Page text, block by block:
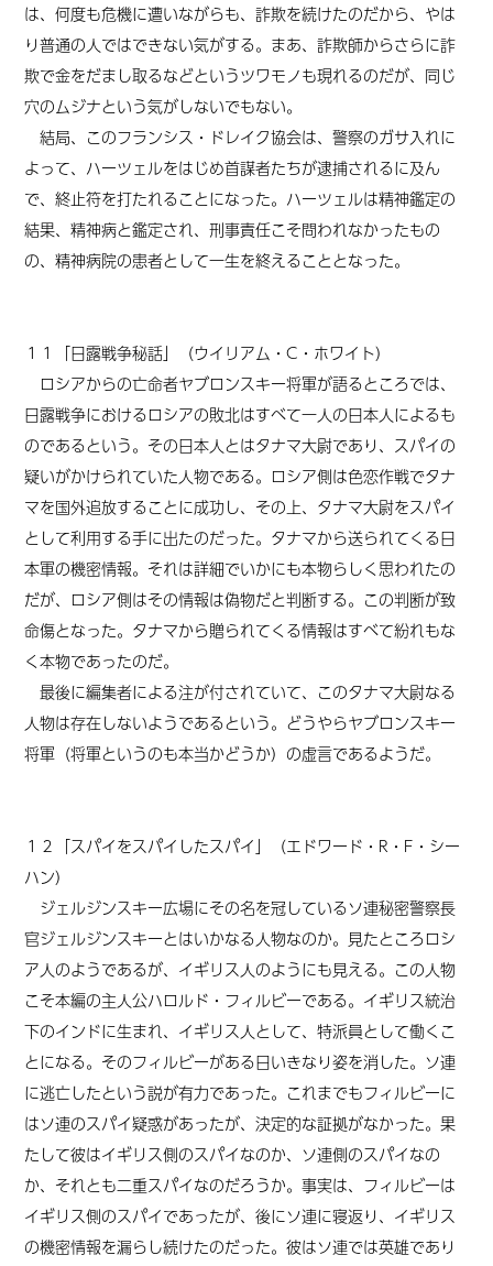
は、何度も危機に遭いながらも、詐欺を続けたのだから、やは
り普通の人ではできない気がする。まあ、詐欺師からさらに詐
欺で金をだまし取るなどというツワモノも現れるのだが、同じ
穴のムジナという気がしないでもない。
結局、このフランシス・ドレイク協会は、警察のガサ入れに
よって、ハーツェルをはじめ首謀者たちが逮捕されるに及ん
で、終止符を打たれることになった。ハーツェルは精神鑑定の
結果、精神病と鑑定され、刑事責任こそ問われなかったもの
の、精神病院の患者として一生を終えることとなった。
１１「日露戦争秘話」（ウイリアム・C・ホワイト）
ロシアからの亡命者ヤブロンスキー将軍が語るところでは、
日露戦争におけるロシアの敗北はすべて一人の日本人によるも
のであるという。その日本人とはタナマ大尉であり、スパイの
疑いがかけられていた人物である。ロシア側は色恋作戦でタナ
マを国外追放することに成功し、その上、タナマ大尉をスパイ
として利用する手に出たのだった。タナマから送られてくる日
本軍の機密情報。それは詳細でいかにも本物らしく思われたの
だが、ロシア側はその情報は偽物だと判断する。この判断が致
命傷となった。タナマから贈られてくる情報はすべて紛れもな
く本物であったのだ。
最後に編集者による注が付されていて、このタナマ大尉なる
人物は存在しないようであるという。どうやらヤブロンスキー
将軍（将軍というのも本当かどうか）の虚言であるようだ。
１２「スパイをスパイしたスパイ」（エドワード・R・F・シー
ハン）
ジェルジンスキー広場にその名を冠しているソ連秘密警察長
官ジェルジンスキーとはいかなる人物なのか。見たところロシ
ア人のようであるが、イギリス人のようにも見える。この人物
こそ本編の主人公ハロルド・フィルビーである。イギリス統治
下のインドに生まれ、イギリス人として、特派員として働くこ
とになる。そのフィルビーがある日いきなり姿を消した。ソ連
に逃亡したという説が有力であった。これまでもフィルビーに
はソ連のスパイ疑惑があったが、決定的な証拠がなかった。果
たして彼はイギリス側のスパイなのか、ソ連側のスパイなの
か、それとも二重スパイなのだろうか。事実は、フィルビーは
イギリス側のスパイであったが、後にソ連に寝返り、イギリス
の機密情報を漏らし続けたのだった。彼はソ連では英雄であり